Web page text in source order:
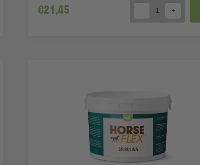
€21,45 Quantity